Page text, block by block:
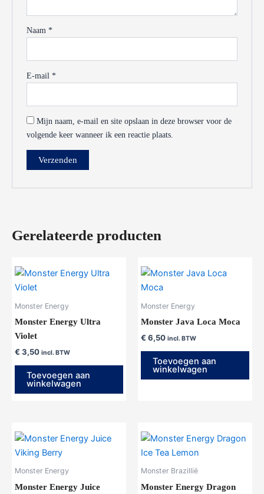
Naam*
E-mail*
Mijn naam, e-mail en site opslaan in deze browser voor de
volgende keer wanneer ik een reactie plaats.
Gerelateerde producten
Monster Energy
Monster Energy Ultra
Violet
€ 3,50 incl. BTW
Toevoegen aan
winkelwagen
Monster Energy
Monster Java Loca Moca
€ 6,50 incl. BTW
Toevoegen aan
winkelwagen
Monster Energy
Monster Energy Juice
Monster Brazillië
Monster Energy Dragon